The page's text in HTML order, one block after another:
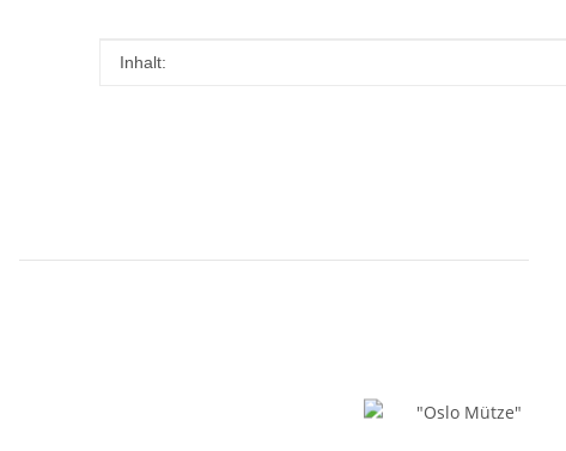
Produkteigenschaft
Wert
Inhalt: